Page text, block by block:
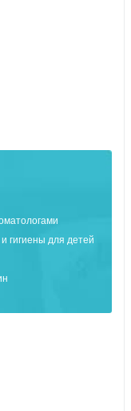
гигиены для детей